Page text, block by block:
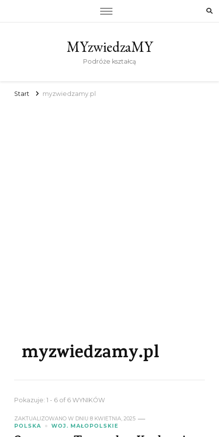
MYzwiedzaMY
Podróże kształcą
Start myzwiedzamy.pl
myzwiedzamy.pl
Pokazuje: 1 - 6 of 6 WYNIKÓW
ZAKTUALIZOWANO W DNIU 8 KWIETNIA, 2025
POLSKA
WOJ. MAŁOPOLSKIE